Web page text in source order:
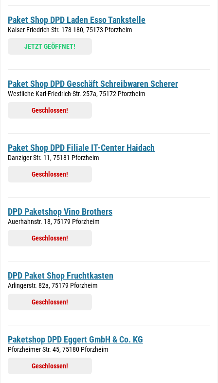
Paket Shop DPD Laden Esso Tankstelle
Kaiser-Friedrich-Str. 178-180, 75173 Pforzheim
JETZT GEÖFFNET!
Paket Shop DPD Geschäft Schreibwaren Scherer
Westliche Karl-Friedrich-Str. 257a, 75172 Pforzheim
Geschlossen!
Paket Shop DPD Filiale IT-Center Haidach
Danziger Str. 11, 75181 Pforzheim
Geschlossen!
DPD Paketshop Vino Brothers
Auerhahnstr. 18, 75179 Pforzheim
Geschlossen!
DPD Paket Shop Fruchtkasten
Arlingerstr. 82a, 75179 Pforzheim
Geschlossen!
Paketshop DPD Eggert GmbH & Co. KG
Pforzheimer Str. 45, 75180 Pforzheim
Geschlossen!